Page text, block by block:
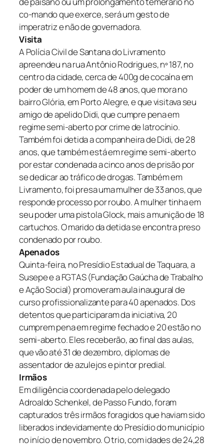
co-mando que exerce, será um gesto de
imperatriz e não de governadora.
Visita
A Polícia Civil de Santana do Livramento
apreendeu na rua Antônio Rodrigues, nº 187, no
centro da cidade, cerca de 400g de cocaína em
poder de um homem de 48 anos, que mora no
bairro Glória, em Porto Alegre, e que visitava seu
amigo de apelido Didi, que cumpre pena em
regime semi-aberto por crime de latrocínio.
Também foi detida a companheira de Didi, de 28
anos, que também está em regime semi-aberto
por estar condenada a cinco anos de prisão por
se dedicar ao tráfico de drogas. Também em
Livramento, foi presa uma mulher de 33 anos, que
responde processo por roubo. A mulher tinha em
seu poder uma pistola Glock, mais a munição de 18
cartuchos. O marido da detida se encontra preso
condenado por roubo.
Apenados
Quinta-feira, no Presídio Estadual de Taquara, a
Susepe e a FGTAS (Fundação Gaúcha de Trabalho
e Ação Social) promoveram aula inaugural de
curso profissionalizante para 40 apenados. Dos
detentos que participaram da iniciativa, 20
cumprem pena em regime fechado e 20 estão no
semi-aberto. Eles receberão, ao final das aulas,
que vão até 31 de dezembro, diplomas de
assentador de azulejos e pintor predial.
Irmãos
Em diligência coordenada pelo delegado
Adroaldo Schenkel, de Passo Fundo, foram
capturados três irmãos foragidos que haviam sido
liberados indevidamente do Presídio do município
no início de novembro. O trio, com idades de 24,28